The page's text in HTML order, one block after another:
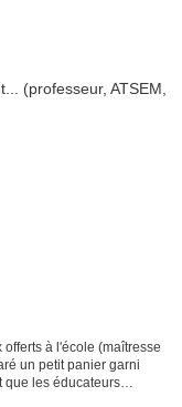
à l'école (maîtresse
un petit panier garni
que les éducateurs